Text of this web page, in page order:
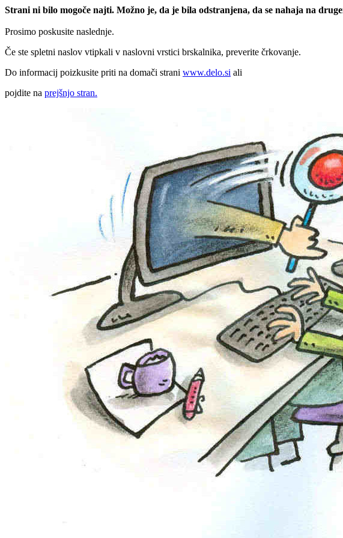
Strani ni bilo mogoče najti. Možno je, da je bila odstranjena, da se nahaja na
Prosimo poskusite naslednje.
Če ste spletni naslov vtipkali v naslovni vrstici brskalnika, preverite črkovanje.
Do informacij poizkusite priti na domači strani www.delo.si ali
pojdite na prejšnjo stran.